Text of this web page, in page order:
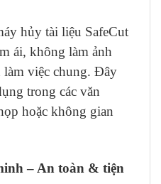
hủy tài liệu SafeCut
ái, không làm ảnh
việc chung. Đây
trong các văn
hoặc không gian
– An toàn & tiện